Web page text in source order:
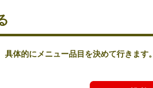
具体的にメニュー品目を決めて行きます。